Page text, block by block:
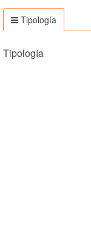
Tipología
Tipología